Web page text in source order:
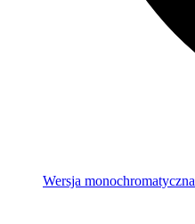
Wersja monochromatyczna